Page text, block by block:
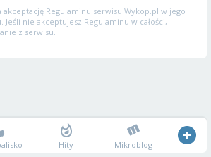
akceptację Regulaminu serwisu Wykop.pl w jego
nie akceptujesz Regulaminu w całości,
z serwisu.
Hity Mikroblog